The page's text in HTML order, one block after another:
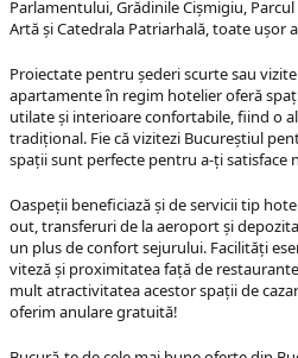
Parlamentului, Grădinile Cișmigiu,
Artă și Catedrala Patriarhală, toate ușor
Proiectate pentru șederi scurte sau
apartamente în regim hotelier oferă
utilate și interioare confortabile, fiind o
tradițional. Fie că vizitezi Bucureștiul
spații sunt perfecte pentru a-ți satisface
Oaspeții beneficiază și de servicii tip
out, transferuri de la aeroport și
un plus de confort sejurului. Facilități
viteză și proximitatea față de
mult atractivitatea acestor spații de
oferim anulare gratuită!